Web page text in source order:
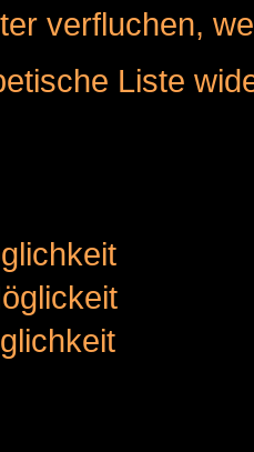
verfluchen,
Liste